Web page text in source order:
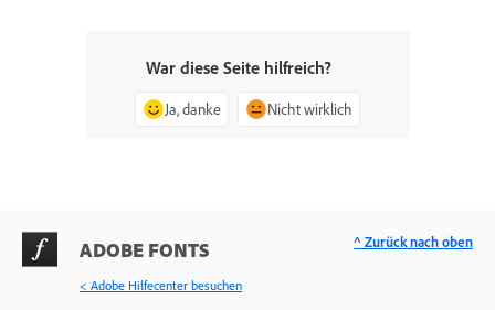
War diese Seite hilfreich?
Ja, danke Nicht wirklich
ADOBE FONTS
< Adobe Hilfecenter besuchen
^ Zurück nach oben